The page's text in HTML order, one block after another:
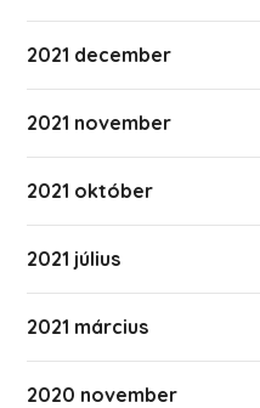
2021 december
2021 november
2021 október
2021 július
2021 március
2020 november